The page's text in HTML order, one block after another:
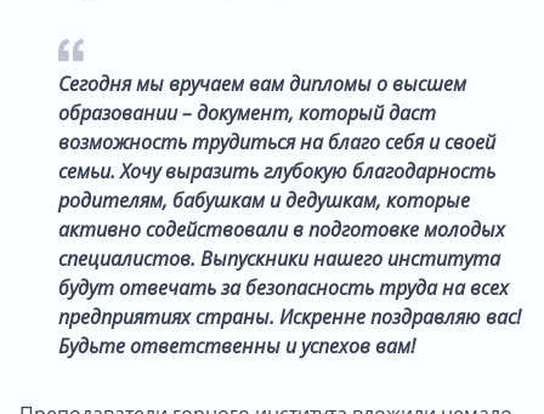
Сегодня мы вручаем вам дипломы о высшем
образовании – документ, который даст
возможность трудиться на благо себя и своей
семьи. Хочу выразить глубокую благодарность
родителям, бабушкам и дедушкам, которые
активно содействовали в подготовке молодых
специалистов. Выпускники нашего института
будут отвечать за безопасность труда на всех
предприятиях страны. Искренне поздравляю вас!
Будьте ответственны и успехов вам!